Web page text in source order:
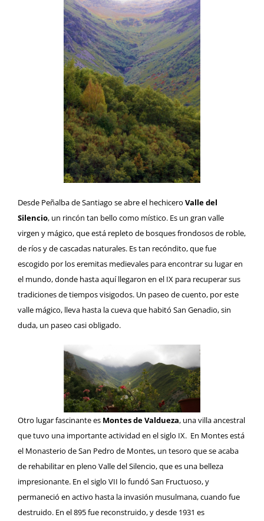
Desde Peñalba de Santiago se abre el hechicero Valle del
Silencio, un rincón tan bello como místico. Es un gran valle
virgen y mágico, que está repleto de bosques frondosos de roble,
de ríos y de cascadas naturales. Es tan recóndito, que fue
escogido por los eremitas medievales para encontrar su lugar en
el mundo, donde hasta aquí llegaron en el IX para recuperar sus
tradiciones de tiempos visigodos. Un paseo de cuento, por este
valle mágico, lleva hasta la cueva que habitó San Genadio, sin
duda, un paseo casi obligado.
Otro lugar fascinante es Montes de Valdueza, una villa ancestral
que tuvo una importante actividad en el siglo IX. En Montes está
el Monasterio de San Pedro de Montes, un tesoro que se acaba
de rehabilitar en pleno Valle del Silencio, que es una belleza
impresionante. En el siglo VII lo fundó San Fructuoso, y
permaneció en activo hasta la invasión musulmana, cuando fue
destruido. En el 895 fue reconstruido, y desde 1931 es